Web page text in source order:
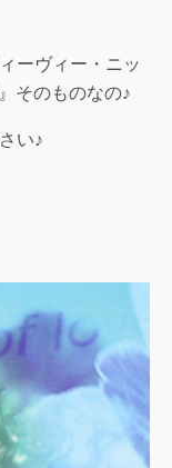
ーヴィー・ニッ
そのものなの♪
い♪